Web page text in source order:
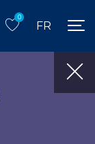
0
FR